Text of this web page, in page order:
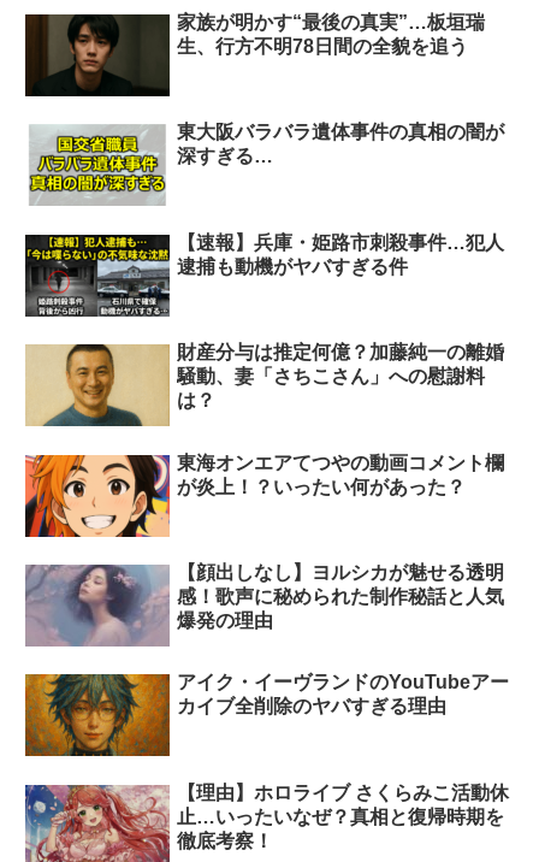
家族が明かす“最後の真実”…板垣瑞
生、行方不明78日間の全貌を追う
東大阪バラバラ遺体事件の真相の闇が
深すぎる…
【速報】兵庫・姫路市刺殺事件…犯人
逮捕も動機がヤバすぎる件
財産分与は推定何億？加藤純一の離婚
騒動、妻「さちこさん」への慰謝料
は？
東海オンエアてつやの動画コメント欄
が炎上！？いったい何があった？
【顔出しなし】ヨルシカが魅せる透明
感！歌声に秘められた制作秘話と人気
爆発の理由
アイク・イーヴランドのYouTubeアー
カイブ全削除のヤバすぎる理由
【理由】ホロライブ さくらみこ活動休
止…いったいなぜ？真相と復帰時期を
徹底考察！